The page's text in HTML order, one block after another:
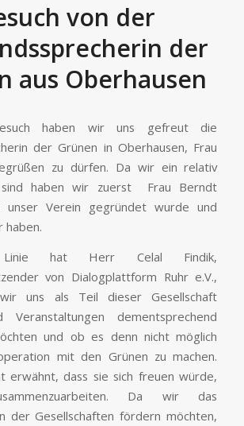
von der
der
aus Oberhausen
haben wir uns gefreut die
der Grünen in Oberhausen, Frau
zu dürfen. Da wir ein relativ
sind haben wir zuerst Frau Berndt
unser Verein gegründet wurde und
haben.
hat Herr Celal Findik,
von Dialogplattform Ruhr e.V.,
uns als Teil dieser Gesellschaft
Veranstaltungen dementsprechend
und ob es denn nicht möglich
mit den Grünen zu machen.
erwähnt, dass sie sich freuen würde,
Da wir das
der Gesellschaften fördern möchten,